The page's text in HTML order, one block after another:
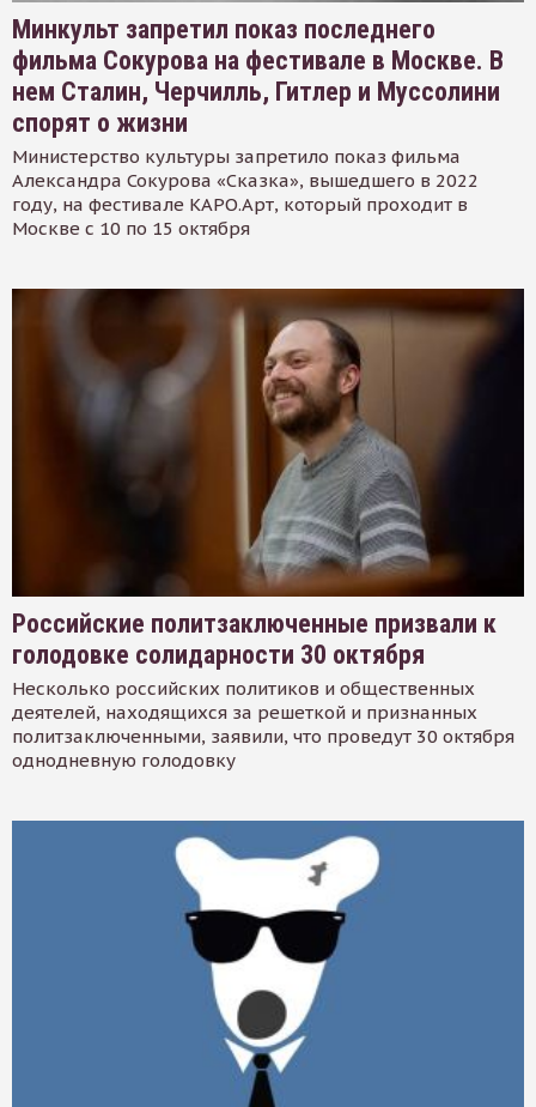
Минкульт запретил показ последнего
фильма Сокурова на фестивале в Москве. В
нем Сталин, Черчилль, Гитлер и Муссолини
спорят о жизни
Министерство культуры запретило показ фильма
Александра Сокурова «Сказка», вышедшего в 2022
году, на фестивале КАРО.Арт, который проходит в
Москве с 10 по 15 октября
Российские политзаключенные призвали к
голодовке солидарности 30 октября
Несколько российских политиков и общественных
деятелей, находящихся за решеткой и признанных
политзаключенными, заявили, что проведут 30 октября
однодневную голодовку